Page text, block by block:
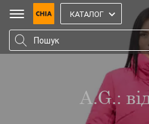
КАТАЛОГ
A.G.: